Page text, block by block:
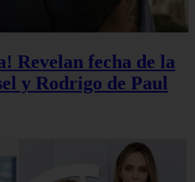
Revelan fecha de la
y Rodrigo de Paul